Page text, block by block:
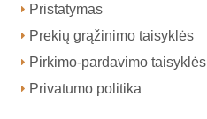
Pristatymas
Prekių grąžinimo taisyklės
Pirkimo-pardavimo taisyklės
Privatumo politika